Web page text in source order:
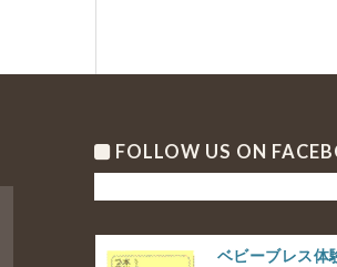
FOLLOW US ON
ベビーブレス体